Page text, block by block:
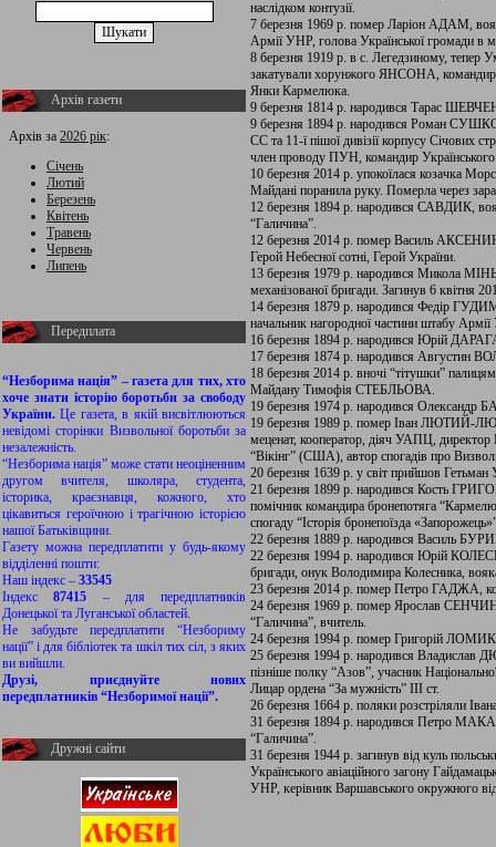
Архів газети
Архів за 2026 рік:
Січень
Лютий
Березень
Квітень
Травень
Червень
Липень
Передплата
“Незборима нація” – газета для тих, хто
хоче знати історію боротьби за свободу
України.Це газета, в якій висвітлюються
невідомі сторінки Визвольної боротьби за
незалежність.
“Незборима нація” може стати неоціненним
другом вчителя, школяра, студента,
історика, краєзнавця, кожного, хто
цікавиться героїчною і трагічною історією
нашої Батьківщини.
Газету можна передплатити у будь-якому
відділенні пошти:
Наш індекс – 33545
Індекс87415 – для передплатників
Донецької та Луганської областей.
Не забудьте передплатити “Незбориму
нації” і для бібліотек та шкіл тих сіл, з яких
ви вийшли.
Друзі, приєднуйте нових
передплатників “Незборимої нації”.
Дружні сайти
наслідком контузії.
7 березня 1969 р. помер Ларіон АДАМ, вояк
Армії УНР, голова Української громади в
8 березня 1919 р. в с. Легедзиному, тепер
закатували хорунжого ЯНСОНА, командира
Янки Кармелюка.
9 березня 1814 р. народився Тарас
9 березня 1894 р. народився Роман
СС та 11-ї пішої дивізії корпусу Січових
член проводу ПУН, командир Українського
10 березня 2014 р. упокоїлася козачка
Майдані поранила руку. Померла через
12 березня 1894 р. народився САВДИК,
“Галичина”.
12 березня 2014 р. помер Василь
Герой Небесної сотні, Герой України.
13 березня 1979 р. народився Микола
механізованої бригади. Загинув 6 квітня
14 березня 1879 р. народився Федір
начальник нагородної частини штабу
16 березня 1894 р. народився Юрій
17 березня 1874 р. народився Августин
18 березня 2014 р. вночі “тітушки”
Майдану Тимофія СТЕБЛЬОВА.
19 березня 1974 р. народився Олександр
19 березня 1989 р. помер Іван ЛЮТИЙ-
меценат, кооператор, діяч УАПЦ,
“Вікінг” (США), автор спогадів про
20 березня 1639 р. у світ прийшов
21 березня 1899 р. народився Кость
помічник командира бронепотяга
спогаду “Історія бронепоїзда
22 березня 1889 р. народився Василь
22 березня 1994 р. народився Юрій
бригади, онук Володимира Колесника,
23 березня 2014 р. помер Петро ГАДЖА,
24 березня 1969 р. помер Ярослав
“Галичина”, вчитель.
24 березня 1994 р. помер Григорій
25 березня 1994 р. народився
пізніше полку “Азов”, учасник
Лицар ордена “За мужність” ІІІ ст.
26 березня 1664 р. поляки розстріляли
31 березня 1894 р. народився Петро
“Галичина”.
31 березня 1944 р. загинув від куль
Українського авіаційного загону
УНР, керівник Варшавського окружного